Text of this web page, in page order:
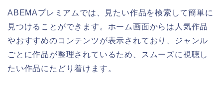
ABEMAプレミアムでは、見たい作品を検索して簡単に
見つけることができます。ホーム画面からは人気作品
やおすすめのコンテンツが表示されており、ジャンル
ごとに作品が整理されているため、スムーズに視聴し
たい作品にたどり着けます。